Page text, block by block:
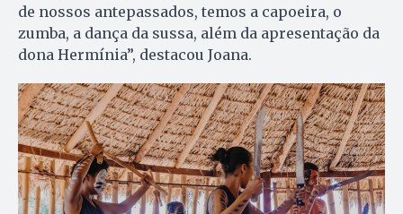
de nossos antepassados, temos a capoeira, o
zumba, a dança da sussa, além da apresentação da
dona Hermínia”, destacou Joana.